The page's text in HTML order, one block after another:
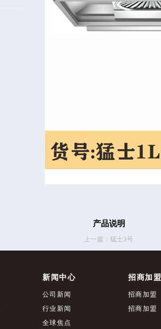
产品说明
上一篇： 猛士3号
新闻中心
公司新闻
行业新闻
全球焦点
招商加盟
招商加盟
招商加盟